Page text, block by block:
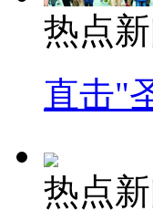
热点
直击"
热点